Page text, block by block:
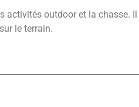
activités outdoor et la chasse.
le terrain.